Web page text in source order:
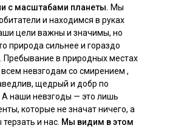
с масштабами планеты. Мы
и находимся в руках
цели важны и значимы, но
природа сильнее и гораздо
Пребывание в природных местах
всем невзгодам со смирением ,
щедрый и добр по
наши невзгоды — это лишь
которые не значат ничего, а
и нас. Мы видим в этом